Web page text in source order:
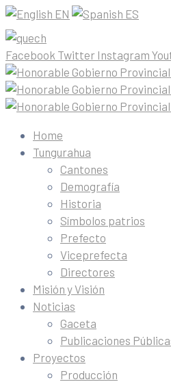
EN ES
Facebook Twitter Instagram
Home
Tungurahua
Cantones
Demografía
Historia
Símbolos patrios
Prefecto
Viceprefecta
Directores
Misión y Visión
Noticias
Gaceta
Publicaciones
Proyectos
Producción